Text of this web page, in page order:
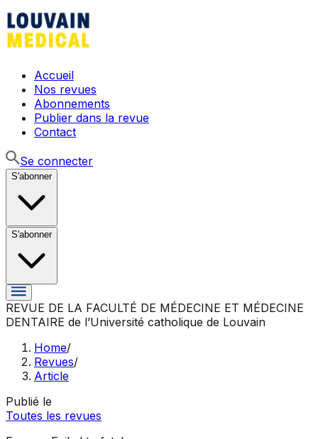
Accueil
Nos revues
Abonnements
Publier dans la revue
Contact
Se connecter
S'abonner
S'abonner
REVUE DE LA FACULTÉ DE MÉDECINE ET MÉDECINE
DENTAIRE de l’Université catholique de Louvain
Home/
Revues/
Article
Publié le
Toutes les revues